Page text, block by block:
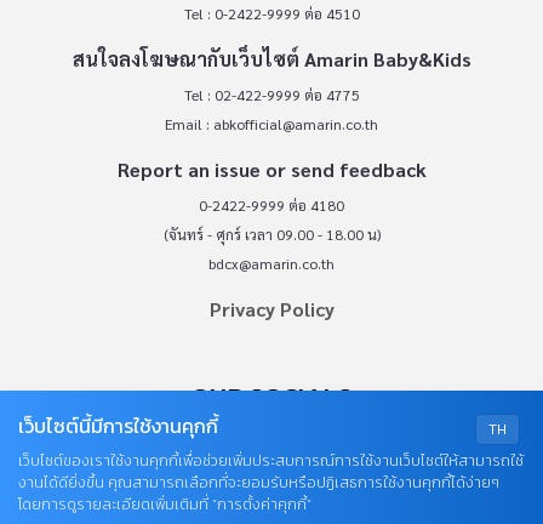
Tel : 0-2422-9999 ต่อ 4510
สนใจลงโฆษณากับเว็บไซต์ Amarin Baby&Kids
Tel : 02-422-9999 ต่อ 4775
Email : abkofficial@amarin.co.th
Report an issue or send feedback
0-2422-9999 ต่อ 4180
(จันทร์ - ศุกร์ เวลา 09.00 - 18.00 น)
bdcx@amarin.co.th
Privacy Policy
OUR SOCIALS
TH
เว็บไซต์นี้มีการใช้งานคุกกี้
เว็บไซต์ของเราใช้งานคุกกี้เพื่อช่วยเพิ่มประสบการณ์การใช้งานเว็บไซต์ให้สามารถใช้
งานได้ดียิ่งขึ้น คุณสามารถเลือกที่จะยอมรับหรือปฏิเสธการใช้งานคุกกี้ได้ง่ายๆ
โดยการดูรายละเอียดเพิ่มเติมที่ “การตั้งค่าคุกกี้”